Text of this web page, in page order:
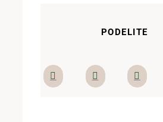
PODELITE